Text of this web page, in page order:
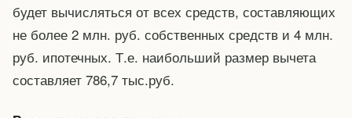
будет вычисляться от всех средств, составляющих
не более 2 млн. руб. собственных средств и 4 млн.
руб. ипотечных. Т.е. наибольший размер вычета
составляет 786,7 тыс.руб.